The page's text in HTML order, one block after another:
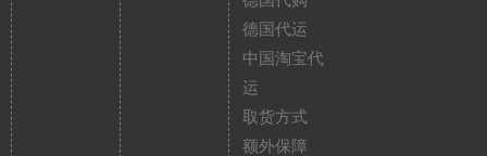
德国代运
中国淘宝代
运
取货方式
额外保障